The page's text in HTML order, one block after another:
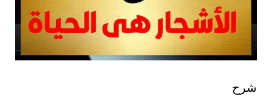
شرح